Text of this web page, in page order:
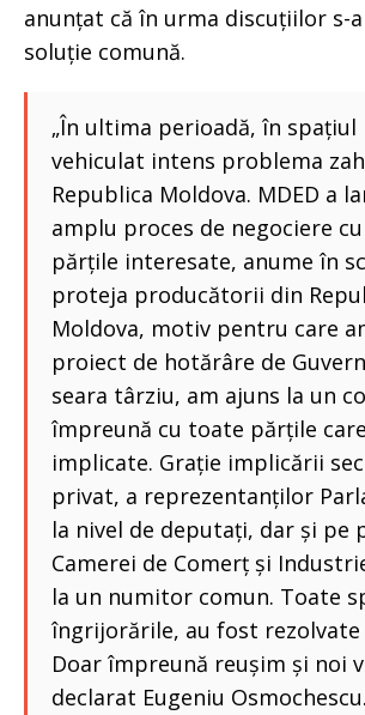
anunțat că în urma discuțiilor s-
soluție comună.
„În ultima perioadă, în spațiul
vehiculat intens problema
Republica Moldova. MDED a
amplu proces de negociere
părțile interesate, anume în
proteja producătorii din
Moldova, motiv pentru care
proiect de hotărâre de
seara târziu, am ajuns la un
împreună cu toate părțile
implicate. Grație implicării
privat, a reprezentanților
la nivel de deputați, dar și pe
Camerei de Comerț și
la un numitor comun. Toate
îngrijorările, au fost rezolvate
Doar împreună reușim și noi
declarat Eugeniu Osmochescu.